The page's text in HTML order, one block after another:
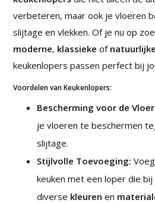
verbeteren, maar ook je vloeren
slijtage en vlekken. Of je nu op
moderne, klassieke of natuurlijke
keukenlopers passen perfect bij
Voordelen van Keukenlopers:
Bescherming voor de
je vloeren te beschermen
slijtage.
Stijlvolle Toevoeging:
keuken met een loper die
diverse kleuren en